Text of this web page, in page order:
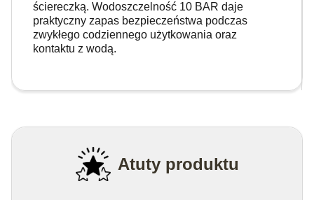
ściereczką. Wodoszczelność 10 BAR daje
praktyczny zapas bezpieczeństwa podczas
zwykłego codziennego użytkowania oraz
kontaktu z wodą.
Atuty produktu